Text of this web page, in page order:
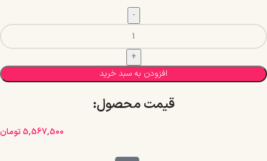
افزودن به سبد خرید
قیمت محصول:​
5,567,500تومان